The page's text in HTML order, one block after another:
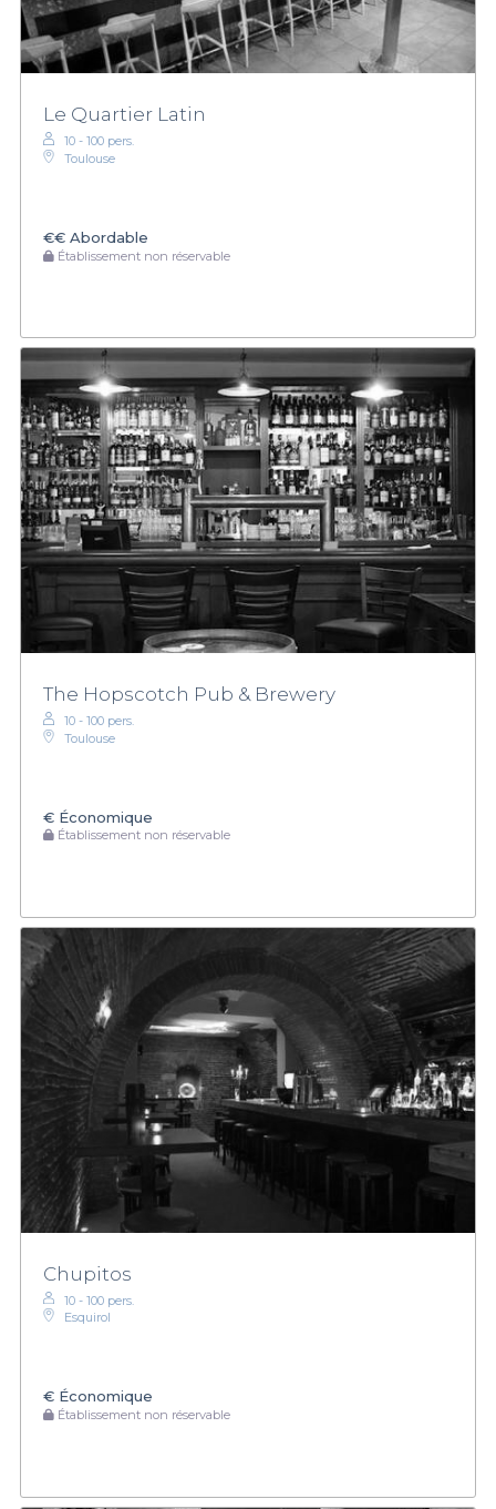
Le Quartier Latin
10 - 100 pers.
Toulouse
€€ Abordable
Établissement non réservable
The Hopscotch Pub & Brewery
10 - 100 pers.
Toulouse
€ Économique
Établissement non réservable
Chupitos
10 - 100 pers.
Esquirol
€ Économique
Établissement non réservable